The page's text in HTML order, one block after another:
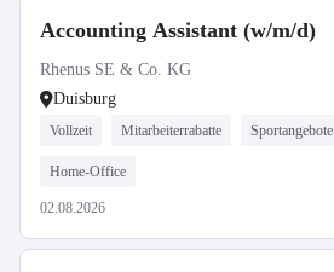
Accounting Assistant (w/m/d)
Rhenus SE & Co. KG
Duisburg
Vollzeit Mitarbeiterrabatte Sportangebote
Home-Office
02.08.2026